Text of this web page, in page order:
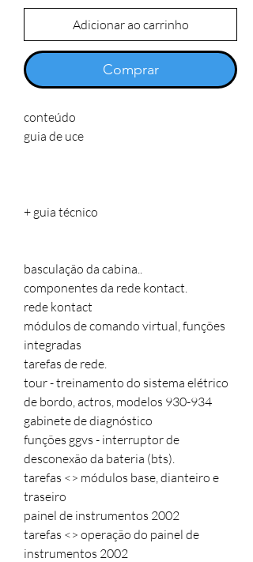
Adicionar ao carrinho
Comprar
conteúdo
guia de uce
+ guia técnico
basculação da cabina..
componentes da rede kontact.
rede kontact
módulos de comando virtual, funções
integradas
tarefas de rede.
tour - treinamento do sistema elétrico
de bordo, actros, modelos 930-934
gabinete de diagnóstico
funções ggvs - interruptor de
desconexão da bateria (bts).
tarefas <> módulos base, dianteiro e
traseiro
painel de instrumentos 2002
tarefas <> operação do painel de
instrumentos 2002